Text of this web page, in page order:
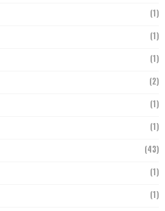
(1)
(1)
(1)
(2)
(1)
(1)
(43)
(1)
(1)